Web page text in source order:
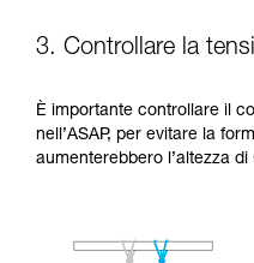
3. Controllare la
È importante controllare il
nell’ASAP, per evitare la
aumenterebbero l’altezza